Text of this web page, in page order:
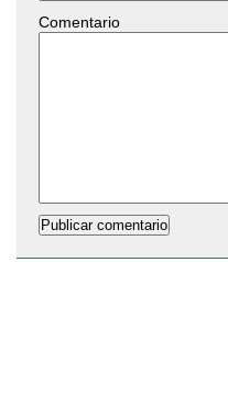
Comentario